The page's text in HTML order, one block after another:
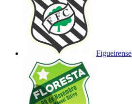
Figueirense